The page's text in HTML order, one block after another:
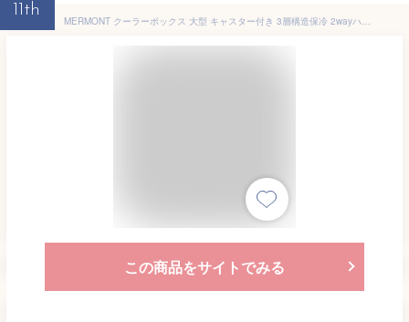
11th
MERMONT クーラーボックス 大型 キャスター付き 3層構造保冷 2wayハンドル 水抜き栓 アウトドア キャンプ 保冷ボックス 釣り スポーツ バーベキュー 運動会 防災 停電 48L ODCLBX01WH
この商品をサイトでみる